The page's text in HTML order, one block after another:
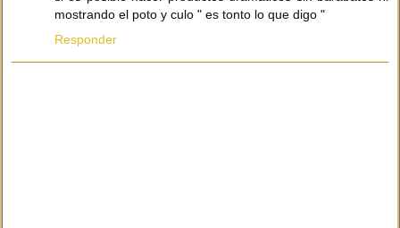
mostrando el poto y culo " es tonto lo que digo "
Responder